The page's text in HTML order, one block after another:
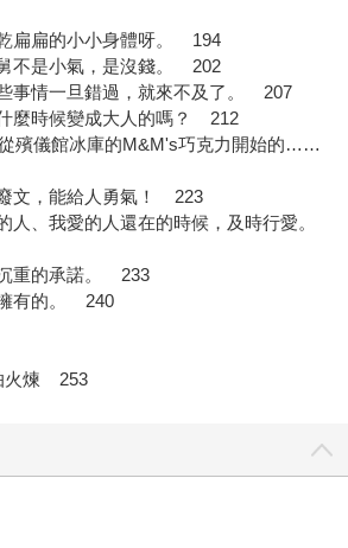
扁扁的小小身體呀。 194
不是小氣，是沒錢。 202
事情一旦錯過，就來不及了。 207
麼時候變成大人的嗎？ 212
殯儀館冰庫的M&M's巧克力開始的……
文，能給人勇氣！ 223
人、我愛的人還在的時候，及時行愛。
重的承諾。 233
有的。 240
火煉 253